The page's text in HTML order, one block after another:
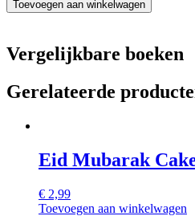
rol
aantal
Toevoegen aan winkelwagen
Vergelijkbare boeken
Gerelateerde
Eid Mubarak
€ 2,99
Toevoegen aan winkelwagen